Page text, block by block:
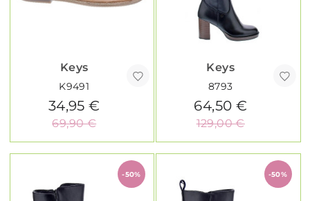
Keys
K9491
34,95 €
69,90 €
Keys
8793
64,50 €
129,00 €
-50% -50%